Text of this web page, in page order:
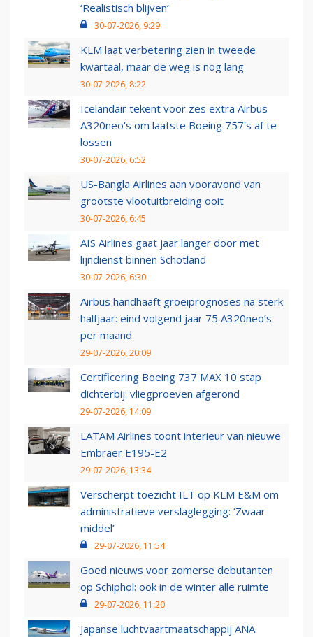
‘Realistisch blijven’
30-07-2026, 9:29
KLM laat verbetering zien in tweede
kwartaal, maar de weg is nog lang
30-07-2026, 8:22
Icelandair tekent voor zes extra Airbus
A320neo's om laatste Boeing 757's af te
lossen
30-07-2026, 6:52
US-Bangla Airlines aan vooravond van
grootste vlootuitbreiding ooit
30-07-2026, 6:45
AIS Airlines gaat jaar langer door met
lijndienst binnen Schotland
30-07-2026, 6:30
Airbus handhaaft groeiprognoses na sterk
halfjaar: eind volgend jaar 75 A320neo’s
per maand
29-07-2026, 20:09
Certificering Boeing 737 MAX 10 stap
dichterbij: vliegproeven afgerond
29-07-2026, 14:09
LATAM Airlines toont interieur van nieuwe
Embraer E195-E2
29-07-2026, 13:34
Verscherpt toezicht ILT op KLM E&M om
administratieve verslaglegging: ‘Zwaar
middel’
29-07-2026, 11:54
Goed nieuws voor zomerse debutanten
op Schiphol: ook in de winter alle ruimte
29-07-2026, 11:20
Japanse luchtvaartmaatschappij ANA